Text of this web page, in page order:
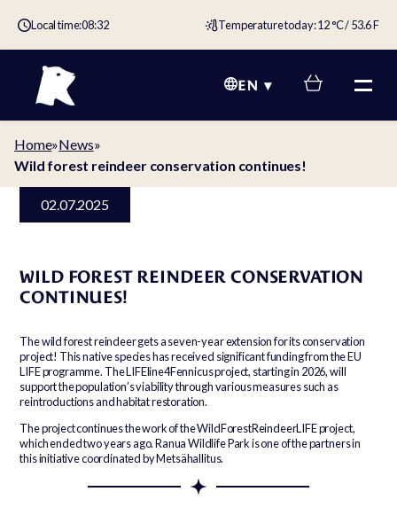
Local time:08:32 Temperature today: 12 °C / 53.6 F
EN
Home»News»
Wild forest reindeer conservation continues!
02.07.2025
WILD FOREST REINDEER CONSERVATION
CONTINUES!
The wild forest reindeer gets a seven-year extension for its conservation
project! This native species has received significant funding from the EU
LIFE programme. The LIFEline4Fennicus project, starting in 2026, will
support the population’s viability through various measures such as
reintroductions and habitat restoration.
The project continues the work of the WildForestReindeerLIFE project,
which ended two years ago. Ranua Wildlife Park is one of the partners in
this initiative coordinated by Metsähallitus.